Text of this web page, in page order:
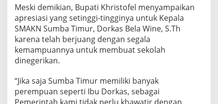
Meski demikian, Bupati Khristofel menyampaikan
apresiasi yang setinggi-tingginya untuk Kepala
SMAKN Sumba Timur, Dorkas Bela Wine, S.Th
karena telah berjuang dengan segala
kemampuannya untuk membuat sekolah
dinegerikan.
“Jika saja Sumba Timur memiliki banyak
perempuan seperti Ibu Dorkas, sebagai
Pemerintah kami tidak perlu khawatir dengan